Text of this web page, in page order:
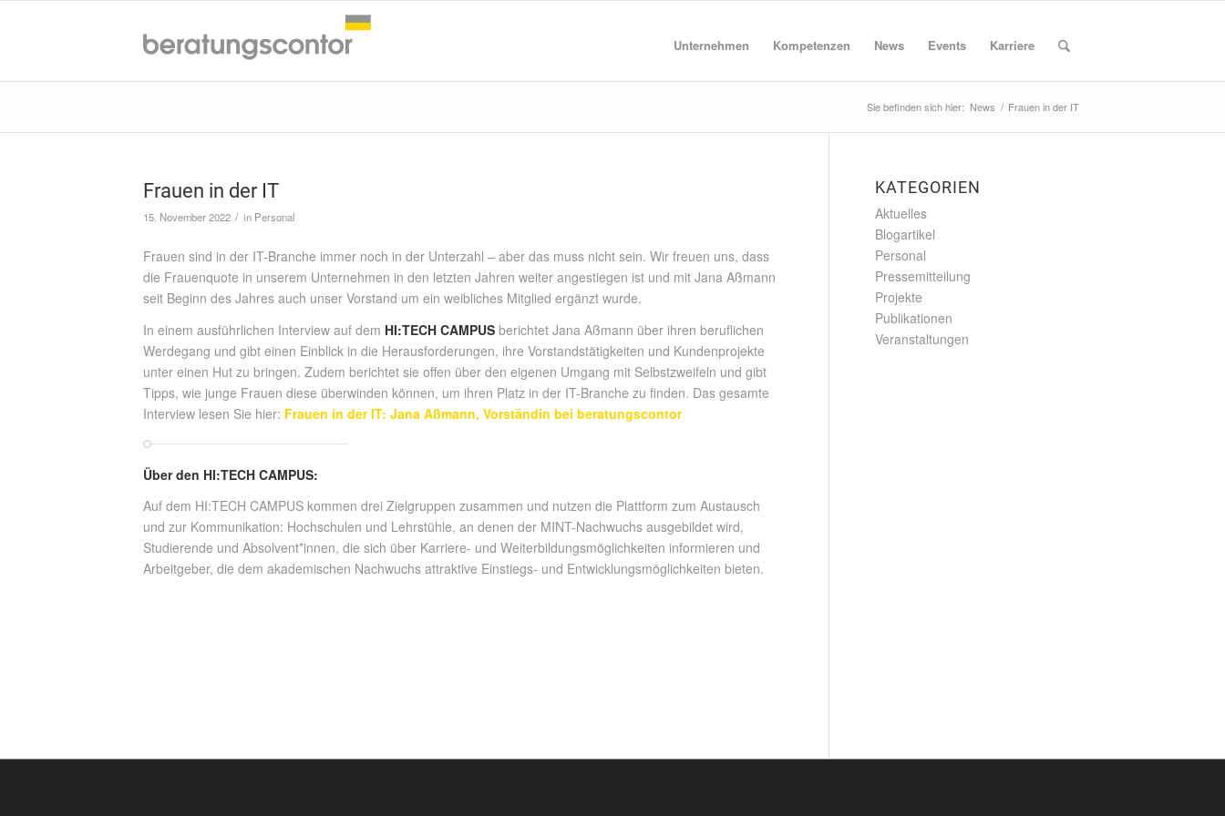
Unternehmen Kompetenzen News Events Karriere
Sie befinden sich hier: News / Frauen in der IT
Frauen in der IT
15. November 2022 / in Personal
Frauen sind in der IT-Branche immer noch in der Unterzahl – aber das muss nicht sein. Wir freuen uns, dass
die Frauenquote in unserem Unternehmen in den letzten Jahren weiter angestiegen ist und mit Jana Aßmann
seit Beginn des Jahres auch unser Vorstand um ein weibliches Mitglied ergänzt wurde.
In einem ausführlichen Interview auf dem HI:TECH CAMPUS berichtet Jana Aßmann über ihren beruflichen
Werdegang und gibt einen Einblick in die Herausforderungen, ihre Vorstandstätigkeiten und Kundenprojekte
unter einen Hut zu bringen. Zudem berichtet sie offen über den eigenen Umgang mit Selbstzweifeln und gibt
Tipps, wie junge Frauen diese überwinden können, um ihren Platz in der IT-Branche zu finden. Das gesamte
Interview lesen Sie hier: Frauen in der IT: Jana Aßmann, Vorständin bei beratungscontor
Über den HI:TECH CAMPUS:
Auf dem HI:TECH CAMPUS kommen drei Zielgruppen zusammen und nutzen die Plattform zum Austausch
und zur Kommunikation: Hochschulen und Lehrstühle, an denen der MINT-Nachwuchs ausgebildet wird,
Studierende und Absolvent*innen, die sich über Karriere- und Weiterbildungsmöglichkeiten informieren und
Arbeitgeber, die dem akademischen Nachwuchs attraktive Einstiegs- und Entwicklungsmöglichkeiten bieten.
KATEGORIEN
Aktuelles
Blogartikel
Personal
Pressemitteilung
Projekte
Publikationen
Veranstaltungen